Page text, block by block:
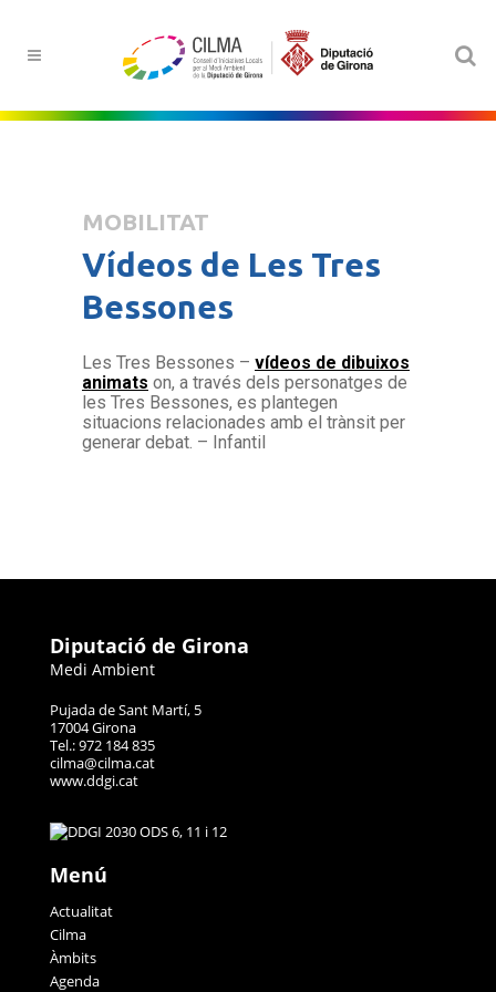
MOBILITAT
Vídeos de Les Tres
Bessones
Les Tres Bessones – vídeos de dibuixos
animats on, a través dels personatges de
les Tres Bessones, es plantegen
situacions relacionades amb el trànsit per
generar debat. – Infantil
Diputació de Girona
Medi Ambient
Pujada de Sant Martí, 5
17004 Girona
Tel.: 972 184 835
cilma@cilma.cat
www.ddgi.cat
Menú
Actualitat
Cilma
Àmbits
Agenda